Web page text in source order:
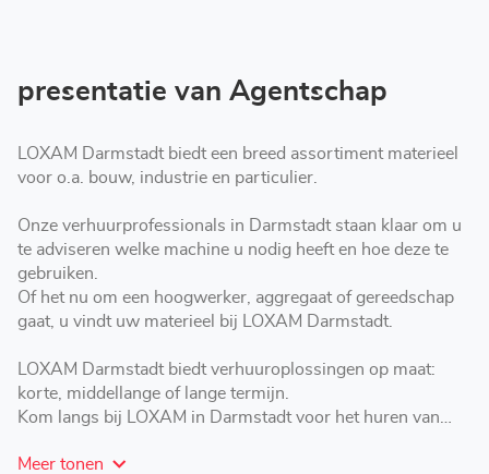
presentatie van Agentschap
LOXAM Darmstadt biedt een breed assortiment materieel
voor o.a. bouw, industrie en particulier.
Onze verhuurprofessionals in Darmstadt staan klaar om u
te adviseren welke machine u nodig heeft en hoe deze te
gebruiken.
Of het nu om een hoogwerker, aggregaat of gereedschap
gaat, u vindt uw materieel bij LOXAM Darmstadt.
LOXAM Darmstadt biedt verhuuroplossingen op maat:
korte, middellange of lange termijn.
Kom langs bij LOXAM in Darmstadt voor het huren van
Meer tonen